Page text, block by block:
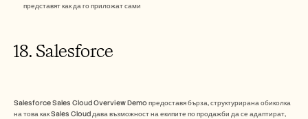
представят как да го приложат сами
18. Salesforce
Salesforce Sales Cloud Overview Demo предоставя бърза, структурирана обиколка
на това как Sales Cloud дава възможност на екипите по продажби да се адаптират,